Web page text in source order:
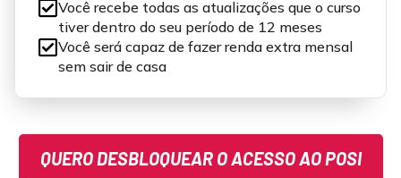
Você recebe todas as atualizações que o curso
tiver dentro do seu período de 12 meses
Você será capaz de fazer renda extra mensal
sem sair de casa
QUERO DESBLOQUEAR O ACESSO AO POSI